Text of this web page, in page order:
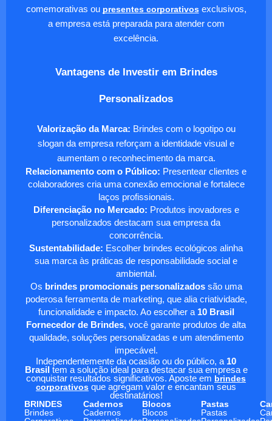
comemorativas ou presentes corporativosexclusivos,
a empresa está preparada para atender com
excelência.
Vantagens de Investir em Brindes
Personalizados
Valorização da Marca: Brindes com o logotipo ou
slogan da empresa reforçam a identidade visual e
aumentam o reconhecimento da marca.
Relacionamento com o Público: Presentear clientes e
colaboradores cria uma conexão emocional e fortalece
laços profissionais.
Diferenciação no Mercado: Produtos inovadores e
personalizados destacam sua empresa da
concorrência.
Sustentabilidade: Escolher brindes ecológicos alinha
sua marca às práticas de responsabilidade social e
ambiental.
Os brindes promocionais personalizadossão uma
poderosa ferramenta de marketing, que alia criatividade,
funcionalidade e impacto. Ao escolher a 10 Brasil
Fornecedor de Brindes, você garante produtos de alta
qualidade, soluções personalizadas e um atendimento
impecável.
Independentemente da ocasião ou do público, a 10
Brasil tem a solução ideal para destacar sua empresa e
conquistar resultados significativos. Aposte em brindes
corporativos que agregam valor e encantam seus
destinatários!
BRINDES
Cadernos Blocos Pastas
Brindes
Cadernos
Blocos
Pastas